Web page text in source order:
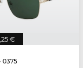
€
0375